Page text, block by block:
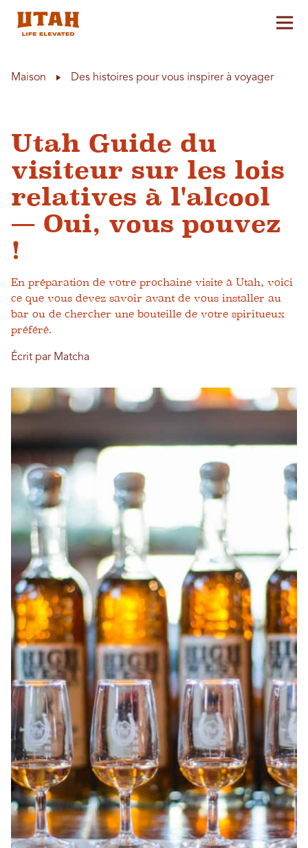
Maison Des histoires pour vous inspirer à voyager
Utah Guide du
visiteur sur les lois
relatives à l'alcool
— Oui, vous pouvez
!
En préparation de votre prochaine visite à Utah, voici
ce que vous devez savoir avant de vous installer au
bar ou de chercher une bouteille de votre spiritueux
préféré.
Écrit par Matcha